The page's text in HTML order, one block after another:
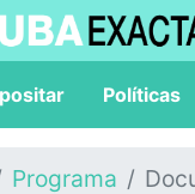
Políticas
Programa